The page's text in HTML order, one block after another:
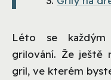
Léto se
grilování. Že ještě
gril, ve kterém